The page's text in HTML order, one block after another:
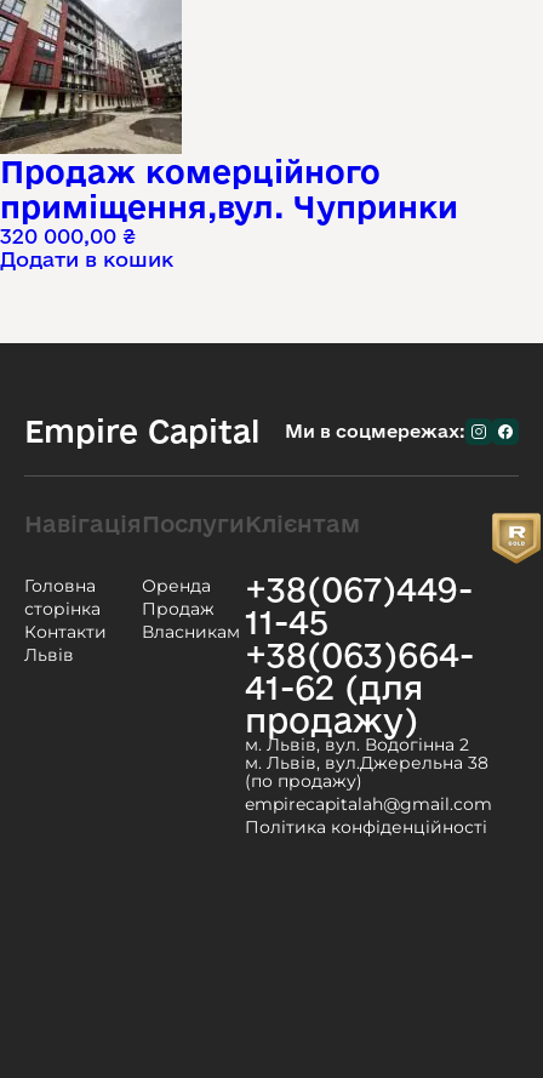
Продаж комерційного
приміщення,вул. Чупринки
320 000,00 ₴
Додати в кошик
Empire Capital Ми в соцмережах:
Навігація
Головна
сторінка
Контакти
Львів
Послуги
Оренда
Продаж
Власникам
Клієнтам
+38(067)449-
11-45
+38(063)664-
41-62 (для
продажу)
м. Львів, вул. Водогінна 2
м. Львів, вул.Джерельна 38
(по продажу)
empirecapitalah@gmail.com
Політика конфіденційності